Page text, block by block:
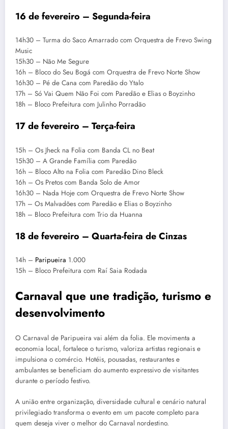
16 de fevereiro – Segunda-feira
14h30 – Turma do Saco Amarrado com Orquestra de Frevo Swing
Music
15h30 – Não Me Segure
16h – Bloco do Seu Bogá com Orquestra de Frevo Norte Show
16h30 – Pé de Cana com Paredão do Ytalo
17h – Só Vai Quem Não Foi com Paredão e Elias o Boyzinho
18h – Bloco Prefeitura com Julinho Porradão
17 de fevereiro – Terça-feira
15h – Os Jheck na Folia com Banda CL no Beat
15h30 – A Grande Família com Paredão
16h – Bloco Alto na Folia com Paredão Dino Bleck
16h – Os Pretos com Banda Solo de Amor
16h30 – Nada Hoje com Orquestra de Frevo Norte Show
17h – Os Malvadões com Paredão e Elias o Boyzinho
18h – Bloco Prefeitura com Trio da Huanna
18 de fevereiro – Quarta-feira de Cinzas
14h – Paripueira 1.000
15h – Bloco Prefeitura com Raí Saia Rodada
Carnaval que une tradição, turismo e
desenvolvimento
O Carnaval de Paripueira vai além da folia. Ele movimenta a
economia local, fortalece o turismo, valoriza artistas regionais e
impulsiona o comércio. Hotéis, pousadas, restaurantes e
ambulantes se beneficiam do aumento expressivo de visitantes
durante o período festivo.
A união entre organização, diversidade cultural e cenário natural
privilegiado transforma o evento em um pacote completo para
quem deseja viver o melhor do Carnaval nordestino.